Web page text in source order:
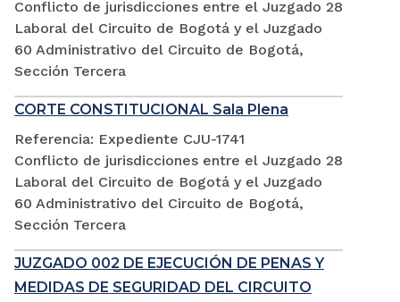
Conflicto de jurisdicciones entre el Juzgado 28
Laboral del Circuito de Bogotá y el Juzgado
60 Administrativo del Circuito de Bogotá,
Sección Tercera
CORTE CONSTITUCIONAL Sala Plena
Referencia: Expediente CJU-1741
Conflicto de jurisdicciones entre el Juzgado 28
Laboral del Circuito de Bogotá y el Juzgado
60 Administrativo del Circuito de Bogotá,
Sección Tercera
JUZGADO 002 DE EJECUCIÓN DE PENAS Y
MEDIDAS DE SEGURIDAD DEL CIRCUITO